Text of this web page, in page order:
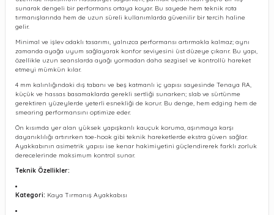
sunarak dengeli bir performans ortaya koyar. Bu sayede hem teknik rota
tırmanışlarında hem de uzun süreli kullanımlarda güvenilir bir tercih haline
gelir.
Minimal ve işlev odaklı tasarımı, yalnızca performansı artırmakla kalmaz; aynı
zamanda ayağa uyum sağlayarak konfor seviyesini üst düzeye çıkarır. Bu yapı,
özellikle uzun seanslarda ayağı yormadan daha sezgisel ve kontrollü hareket
etmeyi mümkün kılar.
4 mm kalınlığındaki dış tabanı ve beş katmanlı iç yapısı sayesinde Tenaya RA,
küçük ve hassas basamaklarda gerekli sertliği sunarken; slab ve sürtünme
gerektiren yüzeylerde yeterli esnekliği de korur. Bu denge, hem edging hem de
smearing performansını optimize eder.
Ön kısımda yer alan yüksek yapışkanlı kauçuk koruma, aşınmaya karşı
dayanıklılığı artırırken toe-hook gibi teknik hareketlerde ekstra güven sağlar.
Ayakkabının asimetrik yapısı ise kenar hakimiyetini güçlendirerek farklı zorluk
derecelerinde maksimum kontrol sunar.
Teknik Özellikler:
Kategori: Kaya Tırmanış Ayakkabısı